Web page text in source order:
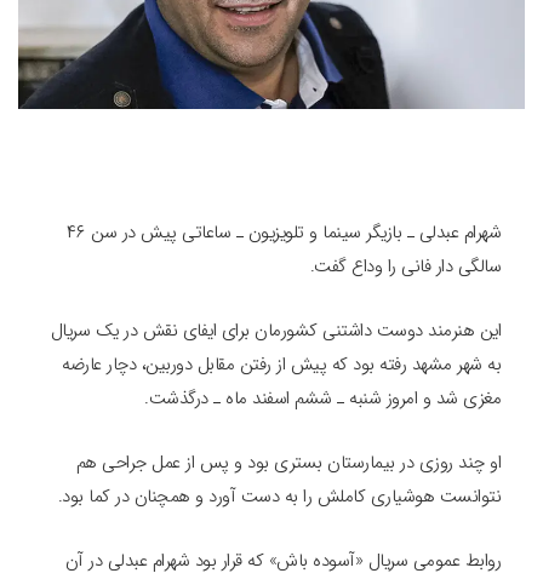
شهرام عبدلی ـ بازیگر سینما و تلویزیون ـ ساعاتی پیش در سن ۴۶
سالگی دار فانی را وداع گفت.
این هنرمند دوست داشتنی کشورمان برای ایفای نقش در یک سریال
به شهر مشهد رفته بود که پیش از رفتن مقابل دوربین، دچار عارضه
مغزی شد و امروز شنبه ـ ششم اسفند ماه ـ درگذشت.
او چند روزی در بیمارستان بستری بود و پس از عمل جراحی هم
نتوانست هوشیاری کاملش را به دست آورد و همچنان در کما بود.
روابط عمومی سریال «آسوده باش» که قرار بود شهرام عبدلی در آن